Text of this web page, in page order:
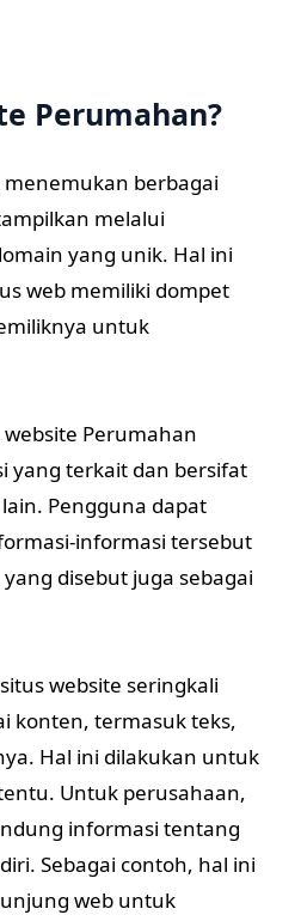
Perumahan?
menemukan berbagai
melalui
yang unik. Hal ini
web memiliki dompet
untuk
Perumahan
yang terkait dan bersifat
Pengguna dapat
informasi tersebut
disebut juga sebagai
website seringkali
konten, termasuk teks,
Hal ini dilakukan untuk
Untuk perusahaan,
informasi tentang
Sebagai contoh, hal ini
web untuk